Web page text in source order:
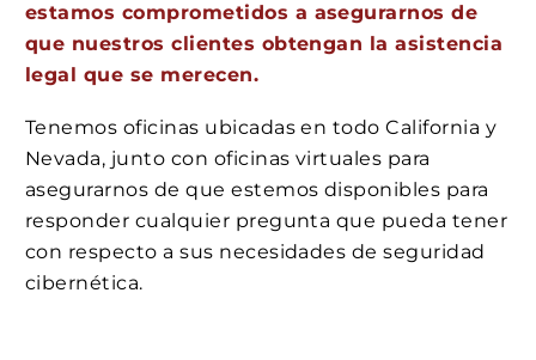
estamos comprometidos a asegurarnos de
que nuestros clientes obtengan la asistencia
legal que se merecen.
Tenemos oficinas ubicadas en todo California y
Nevada, junto con oficinas virtuales para
asegurarnos de que estemos disponibles para
responder cualquier pregunta que pueda tener
con respecto a sus necesidades de seguridad
cibernética.